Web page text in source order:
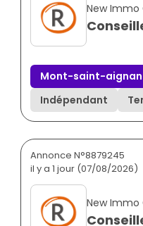
New Immo
Mont-saint-aignan
Indépendant
Annonce N°8879245
il y a 1 jour (07/08/2026)
New Immo